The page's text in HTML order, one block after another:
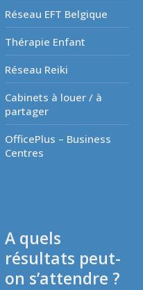
Réseau EFT Belgique
Thérapie Enfant
Réseau Reiki
Cabinets à louer / à
partager
OfficePlus – Business
Centres
A quels
résultats peut-
on s’attendre ?